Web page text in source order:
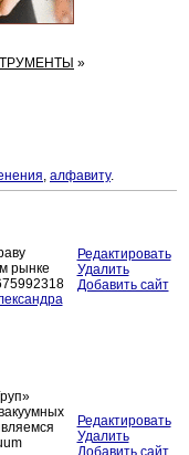
»
, алфавиту.
рынке
Редактировать
Удалить
Добавить сайт
Редактировать
Удалить